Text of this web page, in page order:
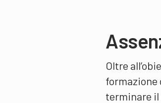
Oltre
formazione
terminare il